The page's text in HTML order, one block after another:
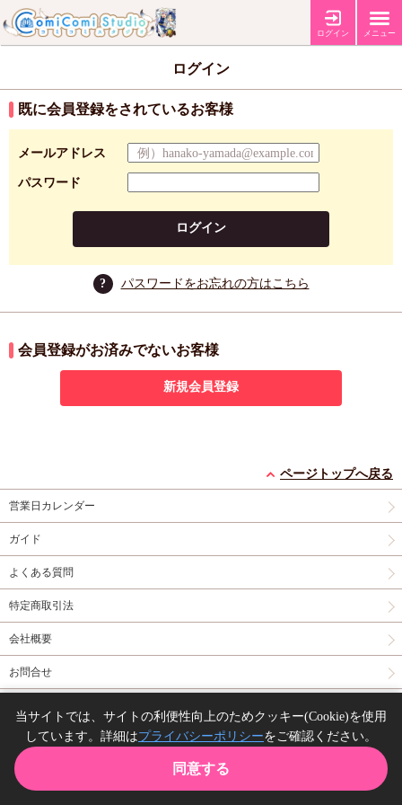
ログイン メニュー
ログイン
既に会員登録をされているお客様
メールアドレス
パスワード
ログイン
? パスワードをお忘れの方はこちら
会員登録がお済みでないお客様
新規会員登録
ページトップへ戻る
営業日カレンダー
ガイド
よくある質問
特定商取引法
会社概要
お問合せ
Copyright(C) comicomi studio. All right reserved.
当サイトでは、サイトの利便性向上のためクッキー(Cookie)を使用
しています。詳細はプライバシーポリシーをご確認ください。
同意する